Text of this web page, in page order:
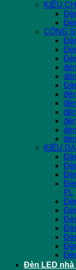
KIỂU
CÔNG
KIỂU
PL
Đèn LED